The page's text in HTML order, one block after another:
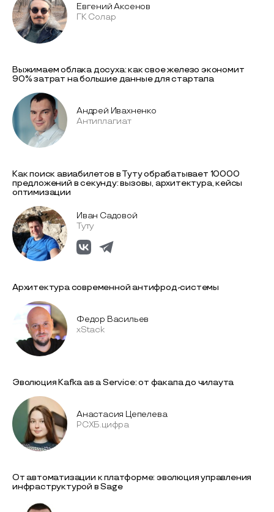
Евгений Аксенов
ГК Солар
Выжимаем облака досуха: как свое железо экономит
90% затрат на большие данные для стартапа
Андрей Ивахненко
Антиплагиат
Как поиск авиабилетов в Туту обрабатывает 10000
предложений в секунду: вызовы, архитектура, кейсы
оптимизации
Иван Садовой
Туту
Архитектура современной антифрод-системы
Федор Васильев
xStack
Эволюция Kafka as a Service: от факапа до чилаута
Анастасия Цепелева
РСХБ.цифра
От автоматизации к платформе: эволюция управления
инфраструктурой в Sage